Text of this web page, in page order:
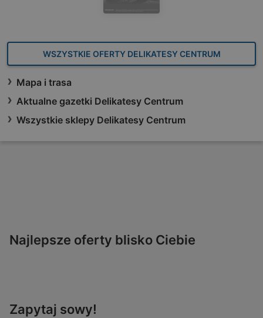
WSZYSTKIE OFERTY DELIKATESY CENTRUM
Mapa i trasa
Aktualne gazetki Delikatesy Centrum
Wszystkie sklepy Delikatesy Centrum
Najlepsze oferty blisko Ciebie
Zapytaj sowy!